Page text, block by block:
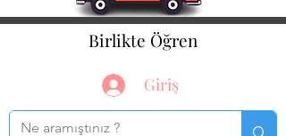
Birlikte Öğren
Giriş